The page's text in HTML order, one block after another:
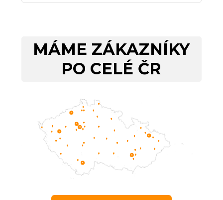
MÁME ZÁKAZNÍKY
PO CELÉ ČR